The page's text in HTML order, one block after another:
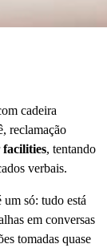
cadeira
reclamação
facilities, tentando
verbais.
só: tudo está
em conversas
tomadas quase